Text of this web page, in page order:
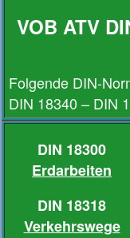
VOB ATV
Folgende DIN-
DIN 18340 – DIN
DIN 18300
Erdarbeiten
DIN 18318
Verkehrswege